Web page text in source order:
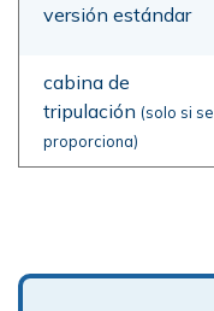
versión estándar
cabina de
tripulación (solo si se
proporciona)